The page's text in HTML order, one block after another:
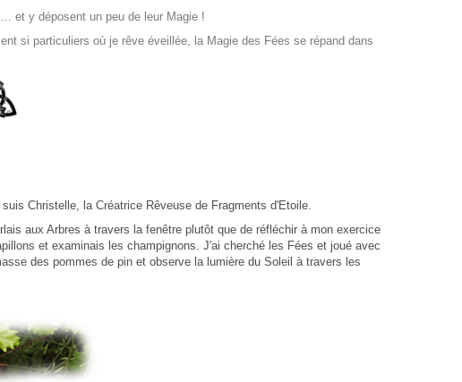
et y déposent un peu de leur Magie !
si particuliers où je rêve éveillée, la Magie des Fées se répand dans
Christelle, la Créatrice Rêveuse de Fragments d'Etoile.
aux Arbres à travers la fenêtre plutôt que de réfléchir à mon exercice
et examinais les champignons. J'ai cherché les Fées et joué avec
des pommes de pin et observe la lumière du Soleil à travers les